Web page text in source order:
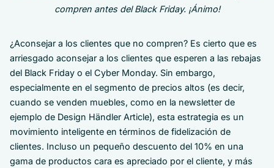
compren antes del Black Friday. ¡Ánimo!
¿Aconsejar a los clientes que no compren? Es cierto que es
arriesgado aconsejar a los clientes que esperen a las rebajas
del Black Friday o el Cyber Monday. Sin embargo,
especialmente en el segmento de precios altos (es decir,
cuando se venden muebles, como en la newsletter de
ejemplo de Design Händler Article), esta estrategia es un
movimiento inteligente en términos de fidelización de
clientes. Incluso un pequeño descuento del 10% en una
gama de productos cara es apreciado por el cliente, y más